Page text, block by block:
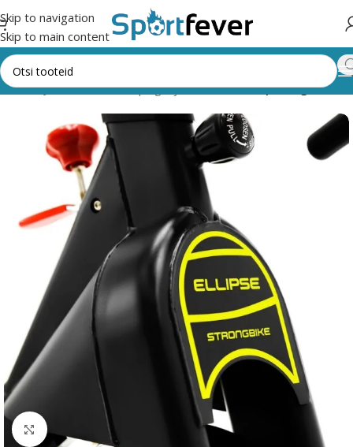
Skip to navigation
Skip to main content
Jõusaali masinad, pingid ja riiulid Kardio Spinningrattad
Suurendamiseks klõpsake